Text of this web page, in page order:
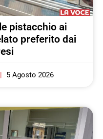
pistacchio ai
preferito dai
5 Agosto 2026